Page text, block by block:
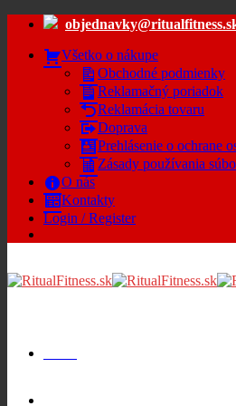
Skip
content
Všetko o nákupe
Obchodné podmienky
Reklamačný poriadok
Reklamácia tovaru
Doprava
Prehlásenie o ochrane
Zásady používania
O nás
Kontakty
Login / Register